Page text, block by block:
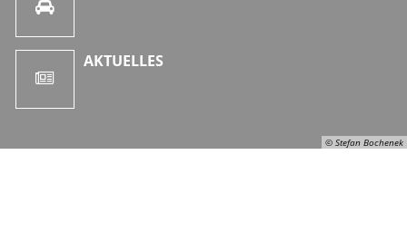
© Stefan Bochenek
AKTUELLES